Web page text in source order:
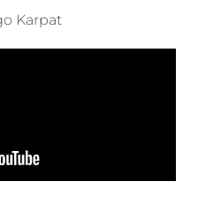
Karpat